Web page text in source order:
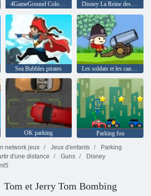
4GameGround Coloriage La Petite Sirène Disney La Reine des Neiges Olaf
Sea Bubbles pirates Les soldats et les canons: Attaque Montagne
OK parking
Parking fou
network jeux Jeux d'enfants
Parking
d'une distance Guns
Disney
Tom et Jerry Tom Bombing